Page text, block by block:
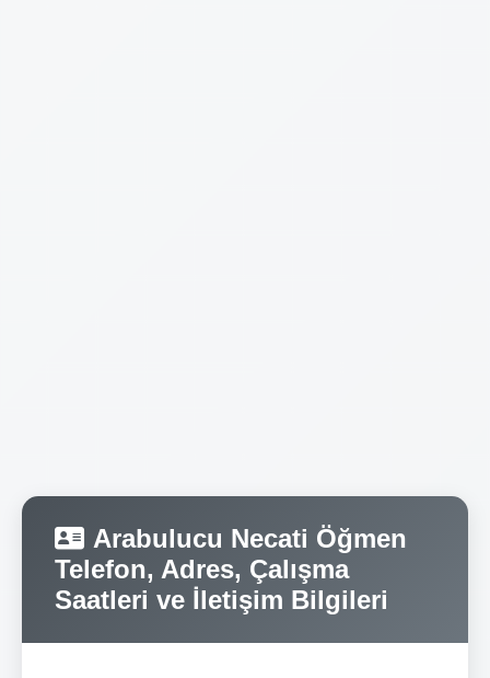
Arabulucu Necati Öğmen
Telefon, Adres, Çalışma
Saatleri ve İletişim Bilgileri